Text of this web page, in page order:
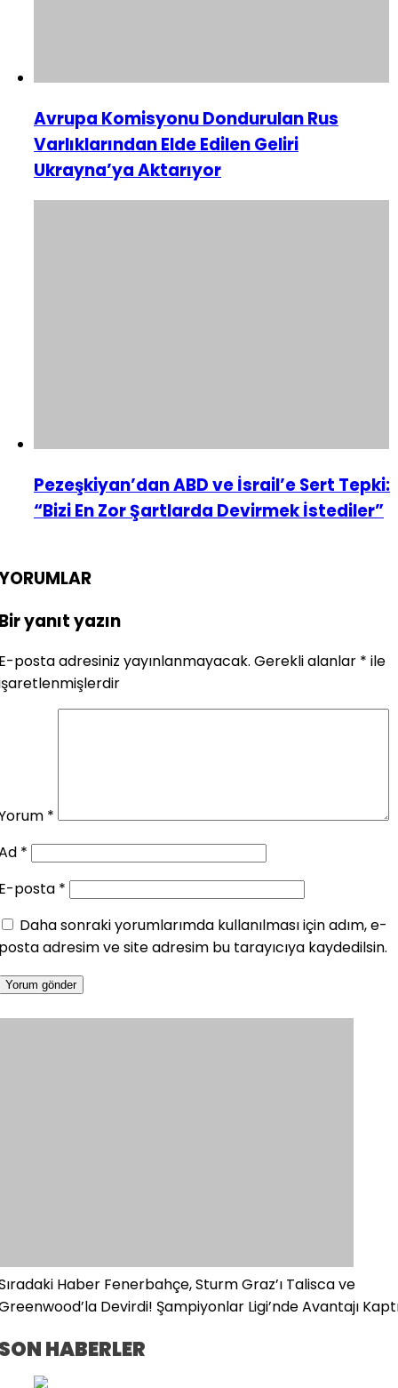
Avrupa Komisyonu Dondurulan Rus
Varlıklarından Elde Edilen Geliri
Ukrayna’ya Aktarıyor
Pezeşkiyan’dan ABD ve İsrail’e Sert Tepki:
“Bizi En Zor Şartlarda Devirmek İstediler”
yanıt yazın
posta adresiniz yayınlanmayacak. Gerekli alanlar * ile
*
*
posta *
Daha sonraki yorumlarımda kullanılması için adım, e-
adresim ve site adresim bu tarayıcıya kaydedilsin.
Haber Fenerbahçe, Sturm Graz’ı Talisca ve
Devirdi! Şampiyonlar Ligi’nde Avantajı
HABERLER